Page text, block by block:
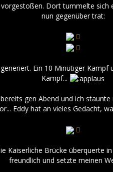
Dort tummelte
nun gegenüber trat:
Ein 10 Minütiger
Kampf...
gen Abend und ich
Eddy hat an vieles Gedacht,
Kaiserliche Brücke überquerte
freundlich und setzte meinen